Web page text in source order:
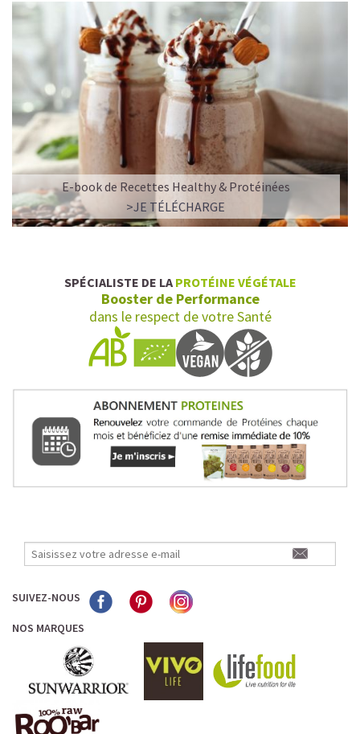
E-book de Recettes Healthy & Protéinées
>JE TÉLÉCHARGE
SPÉCIALISTE DE LA PROTÉINE VÉGÉTALE
Booster de Performance
dans le respect de votre Santé
SUIVEZ-NOUS
NOS MARQUES